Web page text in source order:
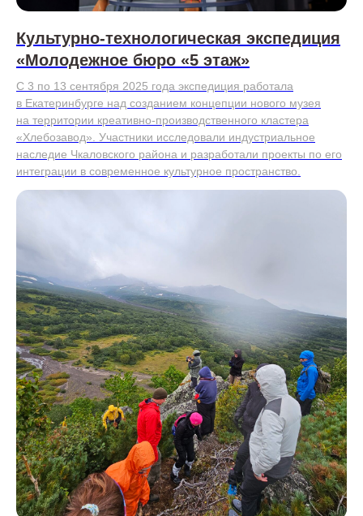
Культурно-технологическая экспедиция
«Молодежное бюро «5 этаж»
С 3 по 13 сентября 2025 года экспедиция работала
в Екатеринбурге над созданием концепции нового музея
на территории креативно-производственного кластера
«Хлебозавод». Участники исследовали индустриальное
наследие Чкаловского района и разработали проекты по его
интеграции в современное культурное пространство.